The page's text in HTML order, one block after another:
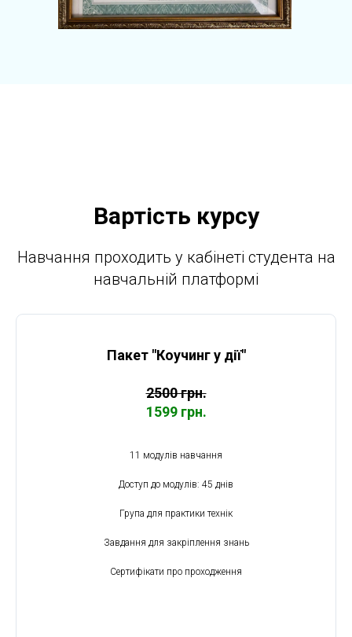
Вартість курсу
Навчання проходить у кабінеті студента на
навчальній платформі
Пакет "Коучинг у дії"
2500 грн.
1599 грн.
11 модулів навчання
Доступ до модулів: 45 днів
Група для практики технік
Завдання для закріплення знань
Сертифікати про проходження